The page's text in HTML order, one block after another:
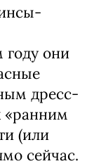
году они
дресс-
«ранним
(или
сейчас.